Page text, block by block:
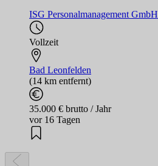
ISG Personalmanagement GmbH
Vollzeit
Bad Leonfelden
(14 km entfernt)
35.000 € brutto / Jahr
vor 16 Tagen